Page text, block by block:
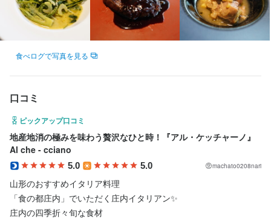
食べログで写真を見る
口コミ
ピックアップ口コミ
地産地消の極みを味わう贅沢なひと時！『アル・ケッチャーノ』
Al che - cciano
5.0 5.0 machato0208nari
山形のおすすめイタリア料理
「食の都庄内」でいただく庄内イタリアン✨
庄内の四季折々旬な食材
鶴岡アルケッチァーノ本店以外も系列店がございます。系列店に
店名
勤務地
山形県鶴岡市遠賀原字稲荷43
連絡先
023-526-0609
アル・ケッチァーノ
勤務地
山形県鶴岡市遠賀原字稲荷43
連絡先
023-526-0609
法人名・事業者名
株式会社オールケッチァーノ
アル・ケッチァーノ
山形県鶴岡市遠賀原字稲荷43
023-526-0609
法人名・事業者名
株式会社オールケッチァーノ